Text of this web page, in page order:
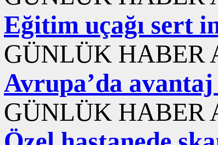
Eğitim uçağı sert
GÜNLÜK HABER
Avrupa’da
GÜNLÜK HABER